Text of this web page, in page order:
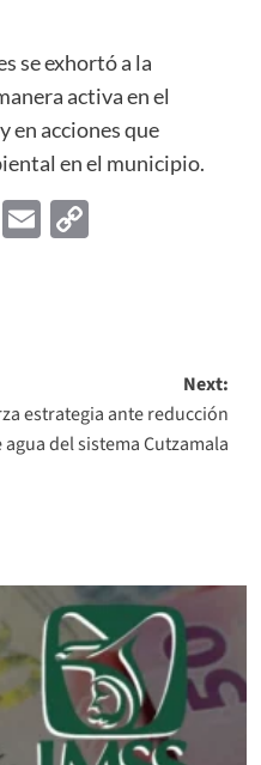
se exhortó a la
activa en el
en acciones que
en el municipio.
EmailCopy
Next:
estrategia ante reducción
agua del sistema Cutzamala